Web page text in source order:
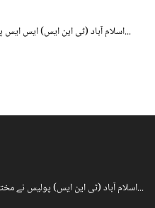
اسلام آباد (ٹی این ایس) ایس ایس پی آپریشنز اسلام آباد...
اسلام آباد (ٹی این ایس) پولیس نے مختلف علاقوں میں سرچ...